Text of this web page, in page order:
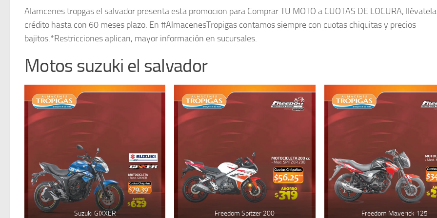
Alamcenes tropgas el salvador presenta esta promocion para Comprar TU MOTO a CUOTAS DE LOCURA,
crédito hasta con 60 meses plazo. En #AlmacenesTropigas contamos siempre con cuotas chiquitas y precios
bajitos.*Restricciones aplican, mayor información en sucursales.
Motos suzuki el salvador
Suzuki GIXXER Freedom Spitzer 200 Freedom Maverick 125